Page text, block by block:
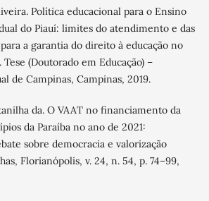
Política educacional para o Ensino
do Piauí: limites do atendimento e das
a garantia do direito à educação no
(Doutorado em Educação) –
de Campinas, Campinas, 2019.
da. O VAAT no financiamento da
da Paraíba no ano de 2021:
sobre democracia e valorização
Florianópolis, v. 24, n. 54, p. 74–99,